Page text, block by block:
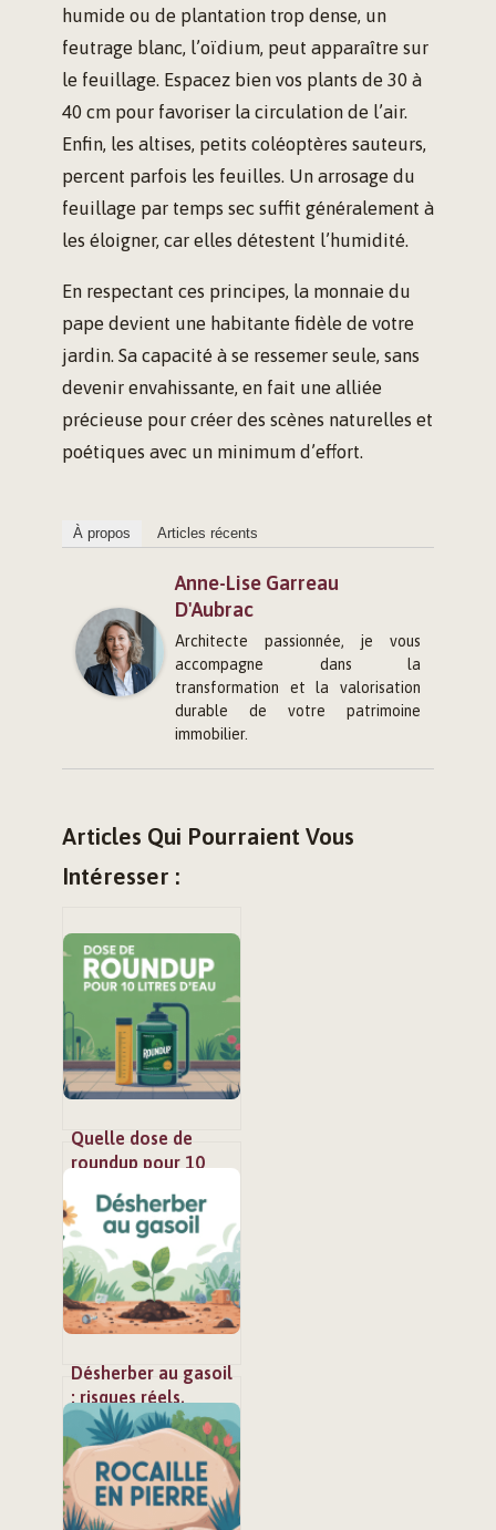
humide ou de plantation trop dense, un
feutrage blanc, l’oïdium, peut apparaître sur
le feuillage. Espacez bien vos plants de 30 à
40 cm pour favoriser la circulation de l’air.
Enfin, les altises, petits coléoptères sauteurs,
percent parfois les feuilles. Un arrosage du
feuillage par temps sec suffit généralement à
les éloigner, car elles détestent l’humidité.
En respectant ces principes, la monnaie du
pape devient une habitante fidèle de votre
jardin. Sa capacité à se ressemer seule, sans
devenir envahissante, en fait une alliée
précieuse pour créer des scènes naturelles et
poétiques avec un minimum d’effort.
À propos Articles récents
Anne-Lise Garreau
D'Aubrac
Architecte passionnée, je vous
accompagne dans la
transformation et la valorisation
durable de votre patrimoine
immobilier.
Articles Qui Pourraient Vous
Intéresser :
Quelle dose de
roundup pour 10
clair et sécurisé
Désherber au gasoil
: risques réels,
alternatives et
cadre légal